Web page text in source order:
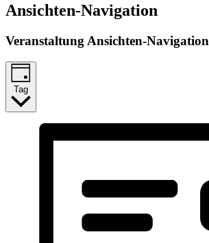
Ansichten-Navigation
Veranstaltung Ansichten-Navigation
Tag